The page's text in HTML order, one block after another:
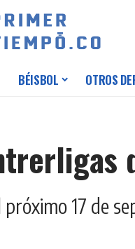
BÉISBOL OTROS
17 de